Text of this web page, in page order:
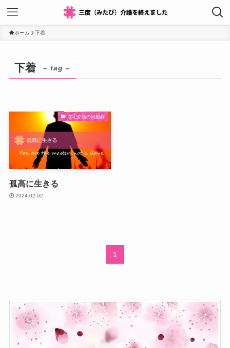
ホーム 下着
下着 – tag –
在宅介護の回顧録
孤高に生きる
2024-02-02
1